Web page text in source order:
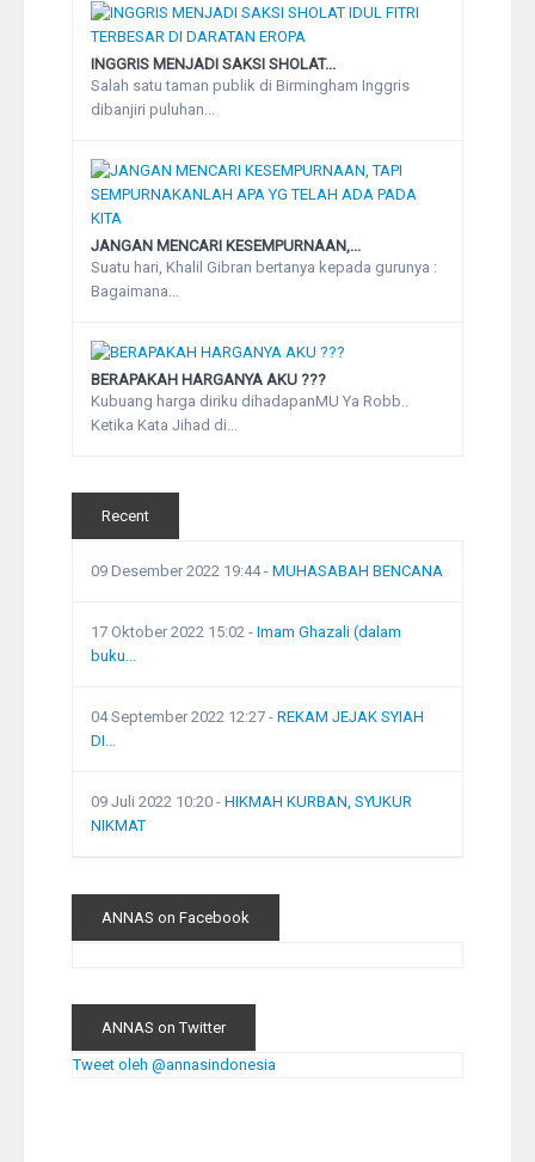
INGGRIS MENJADI SAKSI SHOLAT...
Salah satu taman publik di Birmingham Inggris
dibanjiri puluhan...
JANGAN MENCARI KESEMPURNAAN,...
Suatu hari, Khalil Gibran bertanya kepada gurunya :
Bagaimana...
BERAPAKAH HARGANYA AKU ???
Kubuang harga diriku dihadapanMU Ya Robb..
Ketika Kata Jihad di...
Recent
09 Desember 2022 19:44- MUHASABAH BENCANA
17 Oktober 2022 15:02 - Imam Ghazali (dalam
buku...
04 September 2022 12:27 - REKAM JEJAK SYIAH
DI...
09 Juli 2022 10:20 - HIKMAH KURBAN, SYUKUR
NIKMAT
ANNAS on Facebook
ANNAS on Twitter
Tweet oleh @annasindonesia